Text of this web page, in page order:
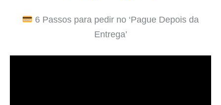
6 Passos para pedir no ‘Pague Depois da
Entrega’